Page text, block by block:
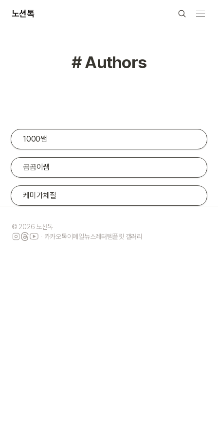
노션톡
# Authors
1000쌤
곰곰이쌤
케미가체질
© 2026 노션톡
카카오톡이메일뉴스레터템플릿 갤러리